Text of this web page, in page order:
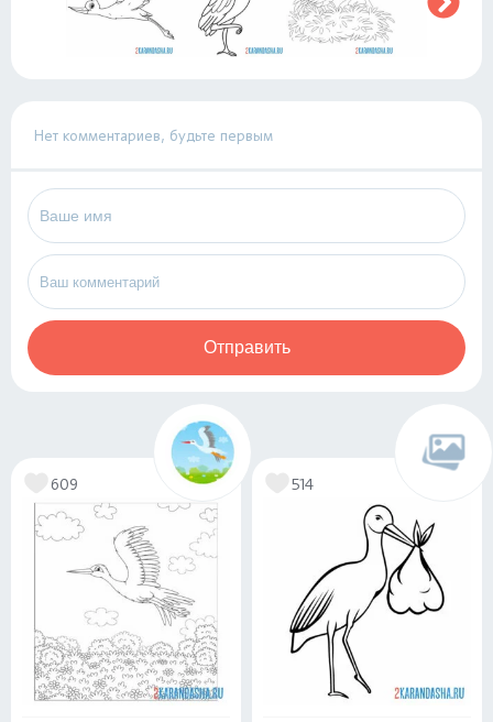
Нет комментариев, будьте первым
Отправить
609 514